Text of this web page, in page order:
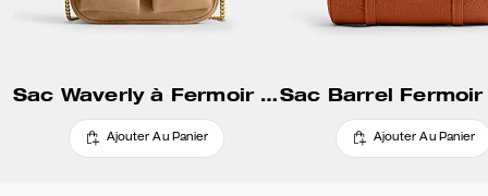
Sac Waverly à Fermoir Double Tour
Ajouter Au Panier Ajouter Au Panier